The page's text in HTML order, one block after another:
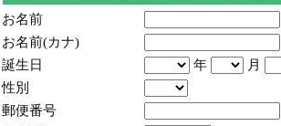
お名前
お名前(カナ)
誕生日
年
月
性別
郵便番号